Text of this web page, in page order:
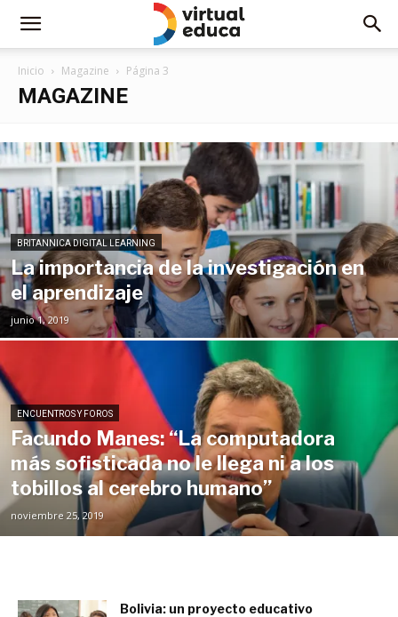
Inicio Magazine Página 3
MAGAZINE
BRITANNICA DIGITAL LEARNING
La importancia de la investigación en
el aprendizaje
junio 1, 2019
ENCUENTROS Y FOROS
Facundo Manes: “La computadora
más sofisticada no le llega ni a los
tobillos al cerebro humano”
noviembre 25, 2019
Bolivia: un proyecto educativo